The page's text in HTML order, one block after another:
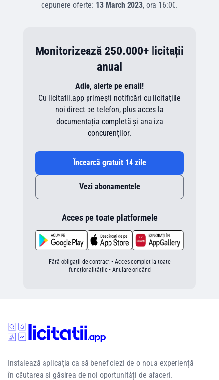
depunere oferte: 13 March 2023, ora 16:00.
Monitorizează 250.000+ licitații
anual
Adio, alerte pe email!
Cu licitatii.app primești notificări cu licitațiile
noi direct pe telefon, plus acces la
documentația completă și analiza
concurenților.
Încearcă gratuit 14 zile
Vezi abonamentele
Acces pe toate platformele
Fără obligații de contract • Acces complet la toate
funcționalitățile • Anulare oricând
Instalează aplicația ca să beneficiezi de o noua experiență
în căutarea si găsirea de noi oportunități de afaceri.